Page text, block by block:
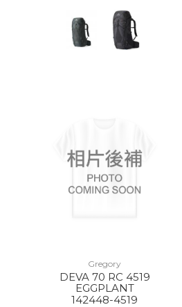
Gregory
DEVA 70 RC 4519
EGGPLANT
142448-4519